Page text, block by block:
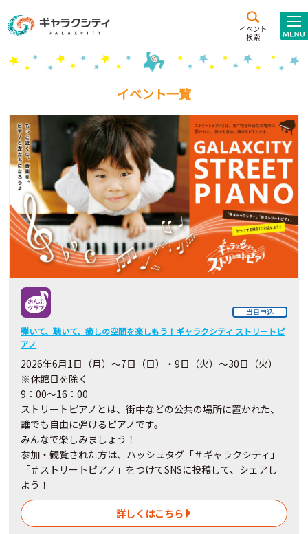
イベント
検索
施設案内
こども
西新井
施設･
施設貸出･団体利用
こどもみーてぃんぐ
Gがくえん
ブランドからのお知らせ
いっしょに創る
イベントレポート
イベント一覧
当日申込
弾いて、聴いて、癒しの空間を楽しもう！ギャラクシティ ストリートピ
アノ
2026年6月1 日（月）～7日（日）・9日（火）～30日 （火）
※休館日を除く
9：00～16：00
ストリートピアノとは、街中などの公共の場所に置かれた、
誰でも自由に弾けるピアノです。
みんなで楽しみましょう！
参加・観覧された方は、ハッシュタグ「＃ギャラクシティ」
「＃ストリートピアノ」をつけてSNSに投稿して、シェアし
よう！
詳しくはこちら